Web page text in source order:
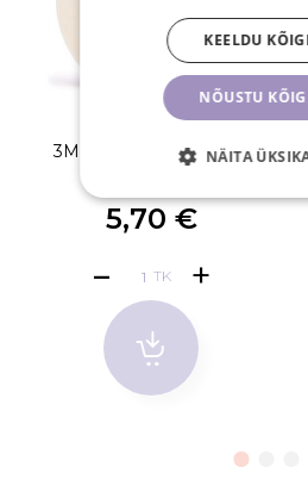
3M Microfoam vahtteip
5,70 €
TK
NÕUSTU
KEELDU
NÄITA